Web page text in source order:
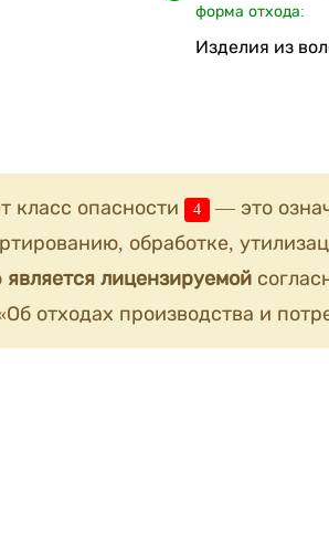
форма отхода:
Изделия из
класс опасности 4
— это
обработке,
является лицензируемой
отходах производства и